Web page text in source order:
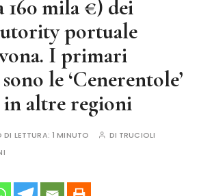
160 mila €) dei
portuale
I primari
le ‘Cenerentole’
in altre regioni
DI LETTURA:1 MINUTO DI TRUCIOLI